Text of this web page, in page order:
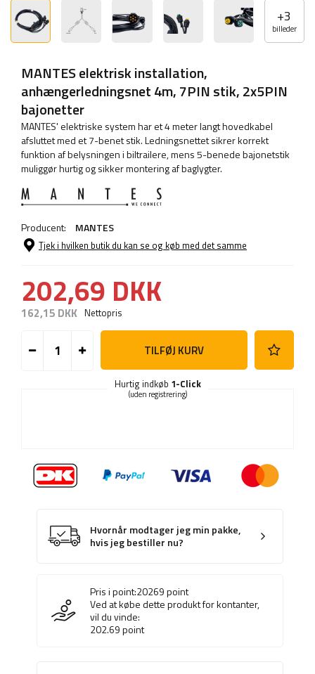
+3
billeder
MANTES elektrisk installation,
anhængerledningsnet 4m, 7PIN stik, 2x5PIN
bajonetter
MANTES' elektriske system har et 4 meter langt hovedkabel
afsluttet med et 7-benet stik. Ledningsnettet sikrer korrekt
funktion af belysningen i biltrailere, mens 5-benede bajonetstik
muliggør hurtig og sikker montering af baglygter.
Producent: MANTES
Tjek i hvilken butik du kan se og køb med det samme
202,69 DKK
162,15 DKK Nettopris
TILFØJ KURV
Hurtig indkøb 1-Click
(uden registrering)
Hvornår modtager jeg min pakke,
hvis jeg bestiller nu?
Pris i point:20269point
Ved at købe dette produkt for kontanter,
vil du vinde:
202.69point